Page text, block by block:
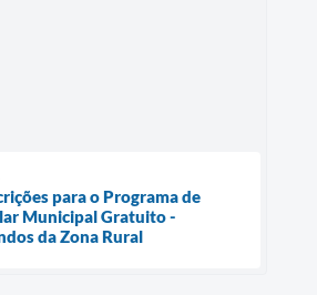
para o Programa de
Municipal Gratuito -
da Zona Rural